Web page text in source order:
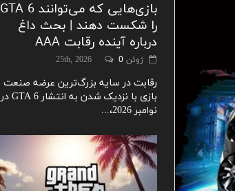
بازی‌هایی که می‌توانند GTA 6
را شکست دهند | بحث داغ
درباره آینده رقابت AAA
ژوئن 25th, 2026 0
رقابت در سایه بزرگ‌ترین عرضه صنعت
بازی با نزدیک شدن به انتشار GTA 6 در
نوامبر 2026،...